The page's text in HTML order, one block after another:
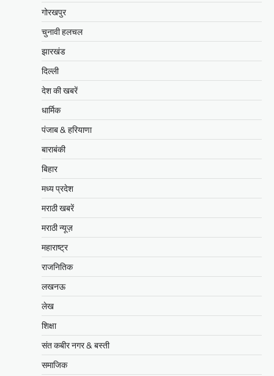
गोरखपुर
चुनावी हलचल
झारखंड
दिल्ली
देश की खबरें
धार्मिक
पंजाब & हरियाणा
बाराबंकी
बिहार
मध्य प्रदेश
मराठी खबरें
मराठी न्यूज़
महाराष्ट्र
राजनितिक
लखनऊ
लेख
शिक्षा
संत कबीर नगर & बस्ती
समाजिक